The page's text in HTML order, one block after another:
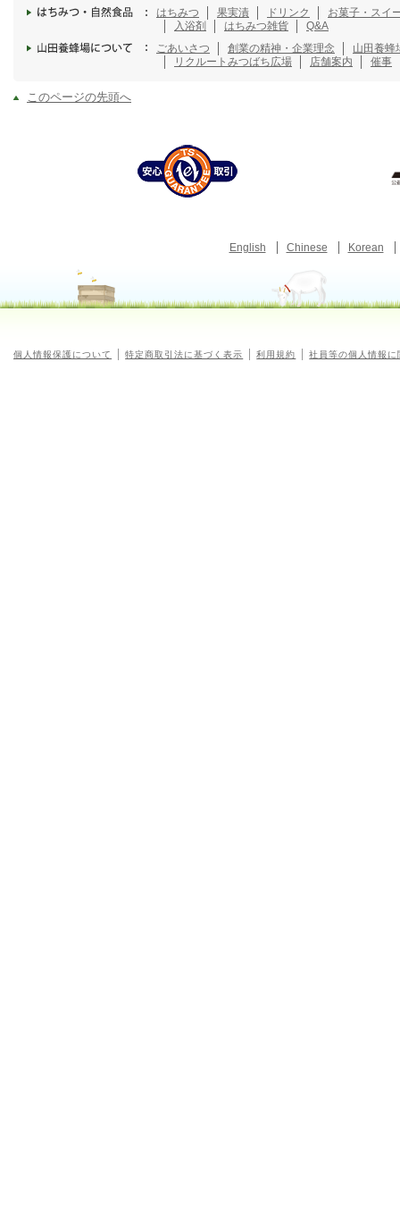
はちみつ
果実漬 ドリンク
お菓子・スイ
入浴剤
はちみつ雑貨
Q&A
ごあいさつ
創業の精神・企業理念
山田養蜂
リクルート みつばち広場 店舗案内 催事
このページの先頭へ
English Chinese Korean
個人情報保護について 特定商取引法に基づく表示 利用規約 社員等の個人情報